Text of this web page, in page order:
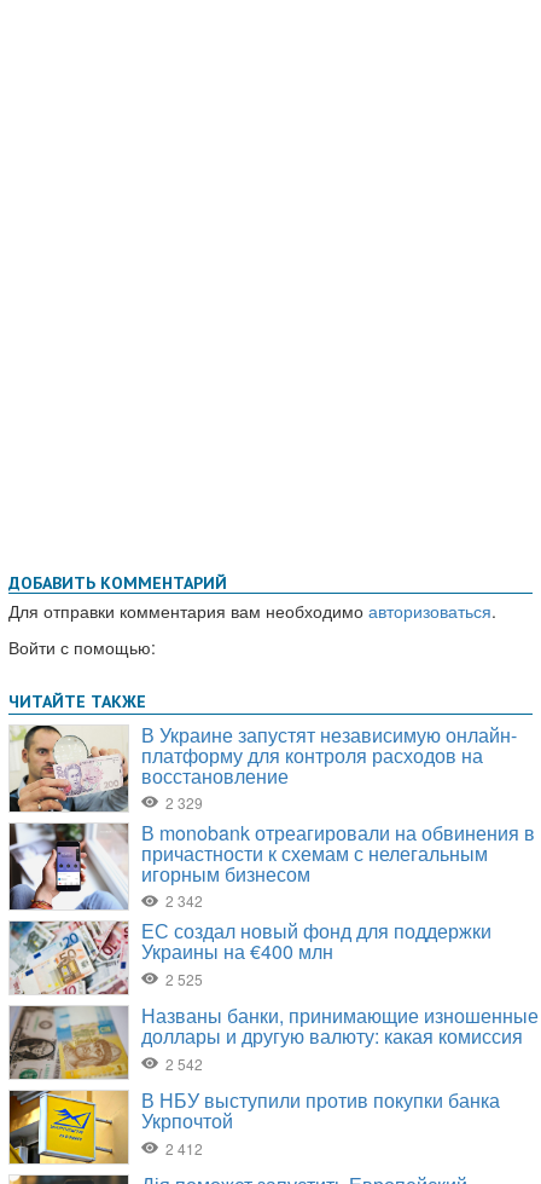
ДОБАВИТЬ КОММЕНТАРИЙ
Для отправки комментария вам необходимо авторизоваться.
Войти с помощью: